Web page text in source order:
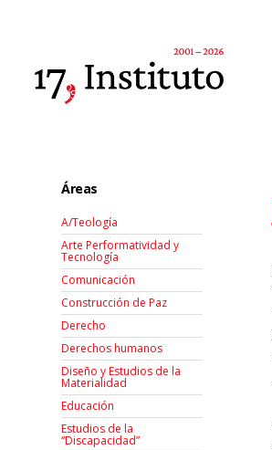
Áreas
A/Teología
Arte Performatividad y
Tecnología
Comunicación
Construcción de Paz
Derecho
Derechos humanos
Diseño y Estudios de la
Materialidad
Educación
Estudios de la
“Discapacidad”